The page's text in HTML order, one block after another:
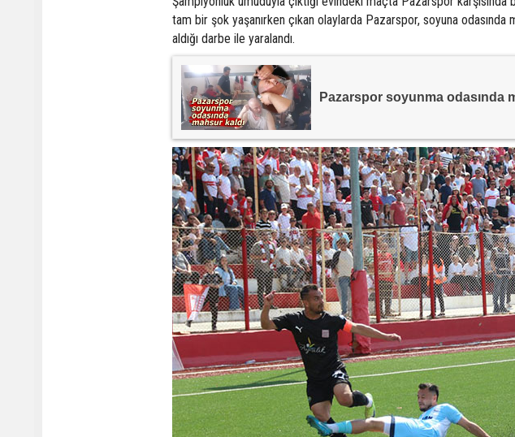
tam bir şok yaşanırken çıkan olaylarda Pazarspor, soyuna
aldığı darbe ile yaralandı.
Pazarspor soyunma odasında